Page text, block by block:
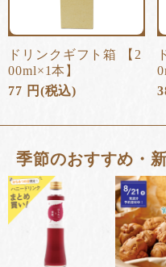
ドリンクギフト箱 【2
00ml×1本】
77 円 (税込)
季節のおすすめ・